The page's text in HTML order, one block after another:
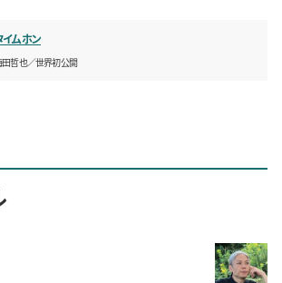
イムホン
哲也 世界初公開